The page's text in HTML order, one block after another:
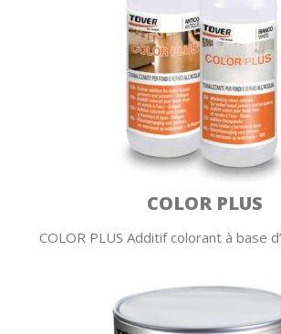
COLOR PLUS
COLOR PLUS Additif colorant à base